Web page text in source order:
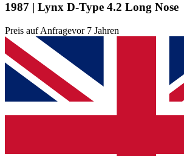
1987 | Lynx D-Type 4.2 Long Nose
Preis auf Anfragevor 7 Jahren